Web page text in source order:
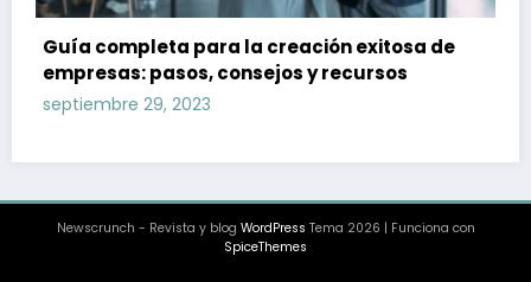
Guía completa para la creación exitosa de
empresas: pasos, consejos y recursos
septiembre 29, 2023
Newscrunch - Revista y blog WordPress Tema 2026 | Funciona con
SpiceThemes